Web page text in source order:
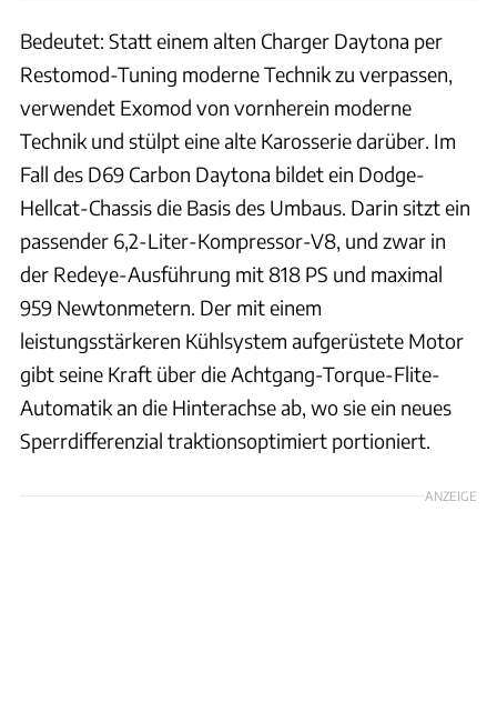
Bedeutet: Statt einem alten Charger Daytona per
Restomod-Tuning moderne Technik zu verpassen,
verwendet Exomod von vornherein moderne
Technik und stülpt eine alte Karosserie darüber. Im
Fall des D69 Carbon Daytona bildet ein Dodge-
Hellcat-Chassis die Basis des Umbaus. Darin sitzt ein
passender 6,2-Liter-Kompressor-V8, und zwar in
der Redeye-Ausführung mit 818 PS und maximal
959 Newtonmetern. Der mit einem
leistungsstärkeren Kühlsystem aufgerüstete Motor
gibt seine Kraft über die Achtgang-Torque-Flite-
Automatik an die Hinterachse ab, wo sie ein neues
Sperrdifferenzial traktionsoptimiert portioniert.
ANZEIGE